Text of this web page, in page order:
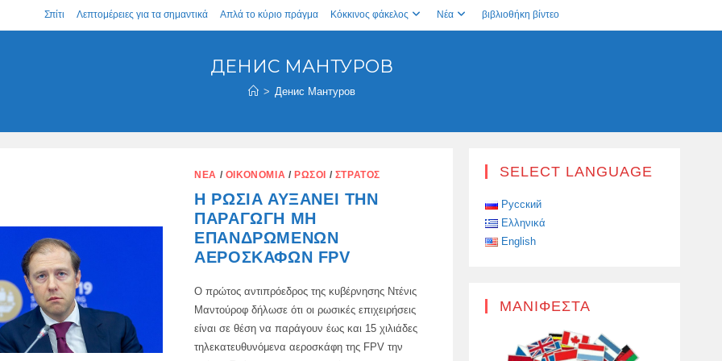
Σπίτι Λεπτομέρειες για τα σημαντικά Απλά το κύριο πράγμα Κόκκινος φάκελος Νέα βιβλιοθήκη βίντεο
ДЕНИС МАНТУРОВ
> Денис Мантуров
ΝΈΑ / ΟΙΚΟΝΟΜΊΑ / ΡΏΣΟΙ / ΣΤΡΑΤΌΣ
Η ΡΩΣΊΑ ΑΥΞΆΝΕΙ ΤΗΝ
ΠΑΡΑΓΩΓΉ ΜΗ
ΕΠΑΝΔΡΩΜΈΝΩΝ
ΑΕΡΟΣΚΑΦΏΝ FPV
Ο πρώτος αντιπρόεδρος της κυβέρνησης Ντένις
Μαντούροφ δήλωσε ότι οι ρωσικές επιχειρήσεις
είναι σε θέση να παράγουν έως και 15 χιλιάδες
τηλεκατευθυνόμενα αεροσκάφη της FPV την
SELECT LANGUAGE
Русский
Ελληνικά
English
ΜΑΝΙΦΈΣΤΑ